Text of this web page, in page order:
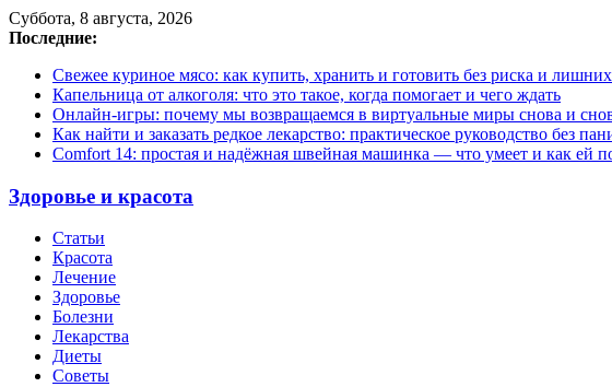
Суббота, 8 августа, 2026
Последние:
Свежее куриное мясо: как купить, хранить и готовить без риска и
Капельница от алкоголя: что это такое, когда помогает и чего ждать
Онлайн-игры: почему мы возвращаемся в виртуальные миры снова и
Как найти и заказать редкое лекарство: практическое руководство без
Comfort 14: простая и надёжная швейная машинка — что умеет и как ей
Здоровье и красота
Статьи
Красота
Лечение
Здоровье
Болезни
Лекарства
Диеты
Советы